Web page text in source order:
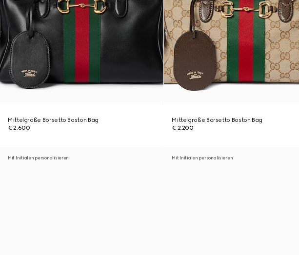
Mittelgroße Borsetto Boston Bag
€ 2.600
Mittelgroße Borsetto Boston Bag
€ 2.200
Mit Initialen personalisieren Mit Initialen personalisieren